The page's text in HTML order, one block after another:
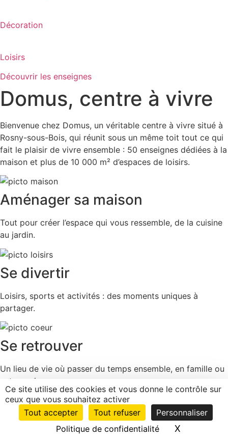
Décoration
Loisirs
Découvrir les enseignes
Domus, centre à vivre
Bienvenue chez Domus, un véritable centre à vivre situé à
Rosny-sous-Bois, qui réunit sous un même toit tout ce qui
fait le plaisir de vivre ensemble : 50 enseignes dédiées à la
maison et plus de 10 000 m² d’espaces de loisirs.
Aménager sa maison
Tout pour créer l’espace qui vous ressemble, de la cuisine
au jardin.
Se divertir
Loisirs, sports et activités : des moments uniques à
partager.
Se retrouver
Un lieu de vie où passer du temps ensemble, en famille ou
entre amis.
Découvrir Domus
Préparer ma visite
Ce site utilise des cookies et vous donne le contrôle sur
ceux que vous souhaitez activer
Tout accepter
Tout refuser
Personnaliser
Politique de confidentialité
X